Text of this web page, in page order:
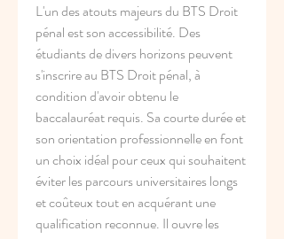
L'un des atouts majeurs du BTS Droit
pénal est son accessibilité. Des
étudiants de divers horizons peuvent
s'inscrire au BTS Droit pénal, à
condition d'avoir obtenu le
baccalauréat requis. Sa courte durée et
son orientation professionnelle en font
un choix idéal pour ceux qui souhaitent
éviter les parcours universitaires longs
et coûteux tout en acquérant une
qualification reconnue. Il ouvre les